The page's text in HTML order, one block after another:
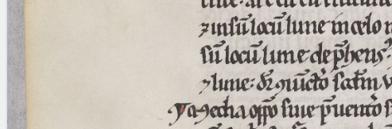
Latin Early Prints
Images
Texts
Glossary